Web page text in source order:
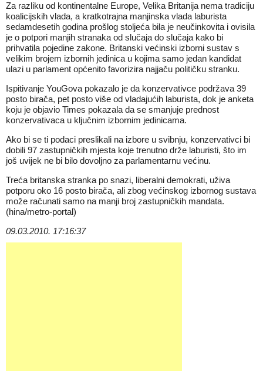
Za razliku od kontinentalne Europe, Velika Britanija nema tradiciju
koalicijskih vlada, a kratkotrajna manjinska vlada laburista
sedamdesetih godina prošlog stoljeća bila je neučinkovita i ovisila
je o potpori manjih stranaka od slučaja do slučaja kako bi
prihvatila pojedine zakone. Britanski većinski izborni sustav s
velikim brojem izbornih jedinica u kojima samo jedan kandidat
ulazi u parlament općenito favorizira najjaču političku stranku.
Ispitivanje YouGova pokazalo je da konzervativce podržava 39
posto birača, pet posto više od vladajućih laburista, dok je anketa
koju je objavio Times pokazala da se smanjuje prednost
konzervativaca u ključnim izbornim jedinicama.
Ako bi se ti podaci preslikali na izbore u svibnju, konzervativci bi
dobili 97 zastupničkih mjesta koje trenutno drže laburisti, što im
još uvijek ne bi bilo dovoljno za parlamentarnu većinu.
Treća britanska stranka po snazi, liberalni demokrati, uživa
potporu oko 16 posto birača, ali zbog većinskog izbornog sustava
može računati samo na manji broj zastupničkih mandata.
(hina/metro-portal)
09.03.2010. 17:16:37